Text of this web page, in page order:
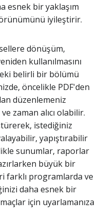
esnek bir yaklaşım
iyileştirir.
dönüşüm,
kullanılmasını
belirli bir bölümü
öncelikle PDF'den
düzenlemeniz
zaman alıcı olabilir.
istediğiniz
yapıştırabilir
sunumlar, raporlar
büyük bir
farklı programlarda ve
daha esnek bir
için uyarlamanıza